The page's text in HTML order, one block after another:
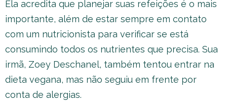
Ela acredita que planejar suas refeições é o mais
importante, além de estar sempre em contato
com um nutricionista para verificar se está
consumindo todos os nutrientes que precisa. Sua
irmã, Zoey Deschanel, também tentou entrar na
dieta vegana, mas não seguiu em frente por
conta de alergias.